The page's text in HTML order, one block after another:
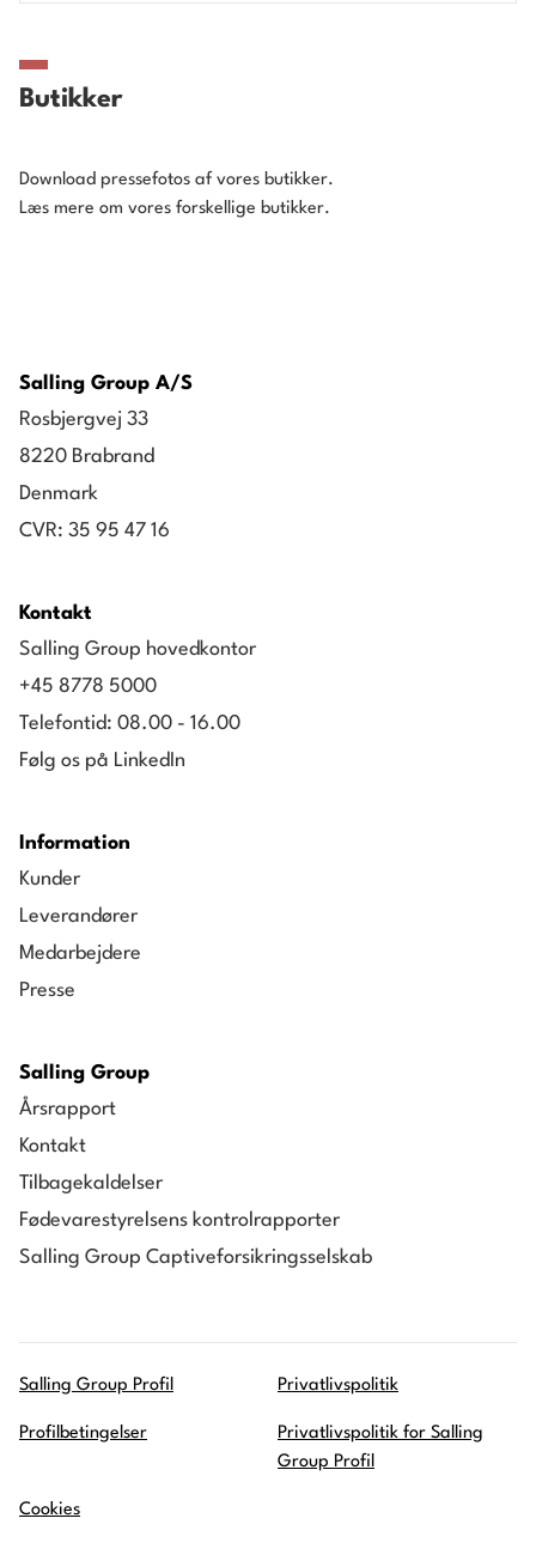
Butikker
Download pressefotos af vores butikker.
Læs mere om vores forskellige butikker.
Salling Group A/S
Rosbjergvej 33
8220 Brabrand
Denmark
CVR: 35 95 47 16
Kontakt
Salling Group hovedkontor
+45 8778 5000
Telefontid: 08.00 - 16.00
Følg os på LinkedIn
Information
Kunder
Leverandører
Medarbejdere
Presse
Salling Group
Årsrapport
Kontakt
Tilbagekaldelser
Fødevarestyrelsens kontrolrapporter
Salling Group Captiveforsikringsselskab
Salling Group Profil Privatlivspolitik
Profilbetingelser
Privatlivspolitik for Salling
Group Profil
Cookies